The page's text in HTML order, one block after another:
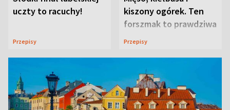
uczty to racuchy!
Przepisy
kiszony ogórek. Ten
forszmak to prawdziwa
uczta
Przepisy